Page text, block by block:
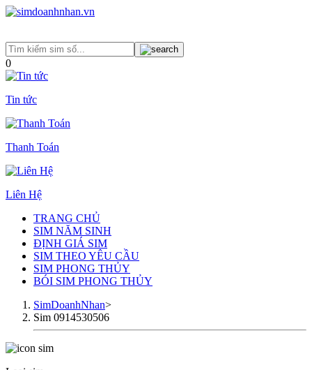
0
Tin tức
Thanh Toán
Liên Hệ
TRANG CHỦ
SIM NĂM SINH
ĐỊNH GIÁ SIM
SIM THEO YÊU CẦU
SIM PHONG THỦY
BÓI SIM PHONG THỦY
SimDoanhNhan>
Sim 0914530506